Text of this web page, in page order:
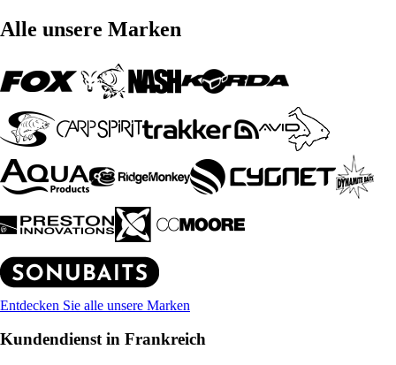
Alle unsere Marken
Entdecken Sie alle unsere Marken
Kundendienst in Frankreich